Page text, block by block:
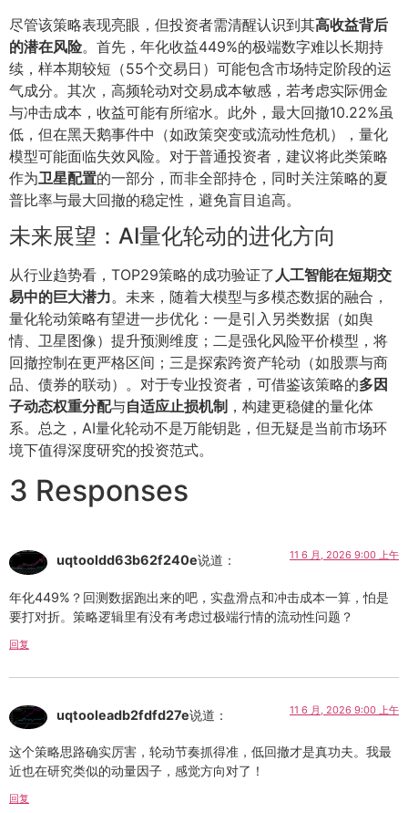
尽管该策略表现亮眼，但投资者需清醒认识到其高收益背后
的潜在风险。首先，年化收益449%的极端数字难以长期持
续，样本期较短（55个交易日）可能包含市场特定阶段的运
气成分。其次，高频轮动对交易成本敏感，若考虑实际佣金
与冲击成本，收益可能有所缩水。此外，最大回撤10.22%虽
低，但在黑天鹅事件中（如政策突变或流动性危机），量化
模型可能面临失效风险。对于普通投资者，建议将此类策略
作为卫星配置的一部分，而非全部持仓，同时关注策略的夏
普比率与最大回撤的稳定性，避免盲目追高。
未来展望：AI量化轮动的进化方向
从行业趋势看，TOP29策略的成功验证了 人工智能在短期交
易中的巨大潜力。未来，随着大模型与多模态数据的融合，
量化轮动策略有望进一步优化：一是引入另类数据（如舆
情、卫星图像）提升预测维度；二是强化风险平价模型，将
回撤控制在更严格区间；三是探索跨资产轮动（如股票与商
品、债券的联动）。对于专业投资者，可借鉴该策略的多因
子动态权重分配与自适应止损机制 ，构建更稳健的量化体
系。总之，AI量化轮动不是万能钥匙，但无疑是当前市场环
境下值得深度研究的投资范式。
3 Responses
uqtooldd63b62f240e说道： 11 6 月, 2026 9:00 上午
年化449%？回测数据跑出来的吧，实盘滑点和冲击成本一算，怕是
要打对折。策略逻辑里有没有考虑过极端行情的流动性问题？
回复
uqtooleadb2fdfd27e说道： 11 6 月, 2026 9:00 上午
这个策略思路确实厉害，轮动节奏抓得准，低回撤才是真功夫。我最
近也在研究类似的动量因子，感觉方向对了！
回复